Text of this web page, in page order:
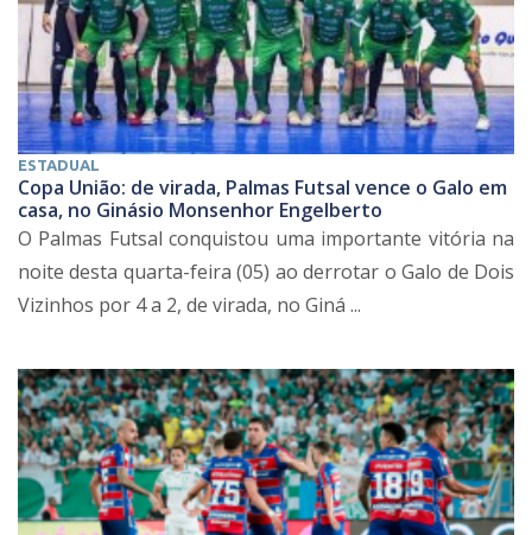
ESTADUAL
Copa União: de virada, Palmas Futsal vence o Galo em
casa, no Ginásio Monsenhor Engelberto
O Palmas Futsal conquistou uma importante vitória na
noite desta quarta-feira (05) ao derrotar o Galo de Dois
Vizinhos por 4 a 2, de virada, no Giná ...